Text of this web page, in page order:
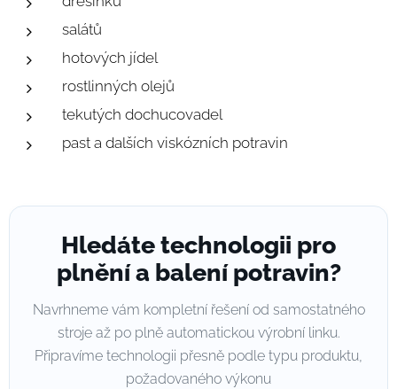
salátů
hotových jídel
rostlinných olejů
tekutých dochucovadel
past a dalších viskózních potravin
Hledáte technologii pro
plnění a balení potravin?
Navrhneme vám kompletní řešení od samostatného
stroje až po plně automatickou výrobní linku.
Připravíme technologii přesně podle typu produktu,
požadovaného výkonu